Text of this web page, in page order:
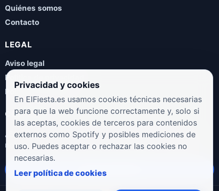
Quiénes somos
Contacto
LEGAL
Aviso legal
Política de privacidad
Política de cookies
COLABORA
¿Eres artista, manager, sello o promotor? Envíanos tus
novedades, galas, entrevistas o propuestas musicales.
Enviar propuesta
Privacidad y cookies
En ElFiesta.es usamos cookies técnicas necesarias
para que la web funcione correctamente y, solo si
las aceptas, cookies de terceros para contenidos
externos como Spotify y posibles mediciones de
uso. Puedes aceptar o rechazar las cookies no
necesarias.
Leer política de cookies